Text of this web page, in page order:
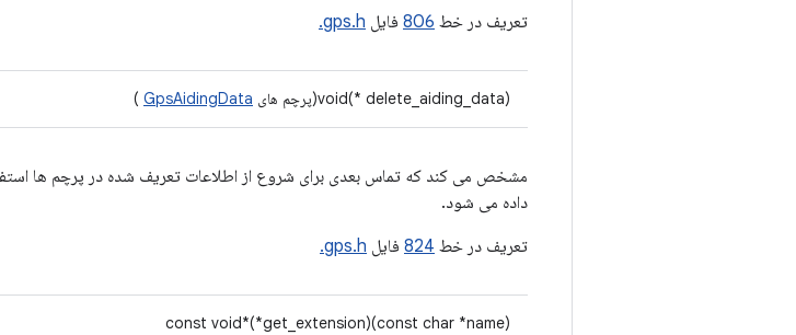
تعریف در خط 806 فایل gps.h.
void(* delete_aiding_data)(پرچم های GpsAidingData
)
داده می شود.
تعریف در خط 824 فایل gps.h.
const void*(*get_extension)(const char *name)